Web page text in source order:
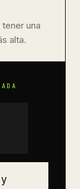
una
alta.